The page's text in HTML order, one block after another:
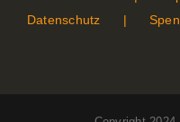
Datenschutz